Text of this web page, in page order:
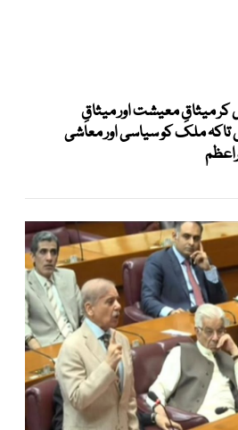
میثاقِ معیشت اور میثاقِ
ملک کو سیاسی اور معاشی